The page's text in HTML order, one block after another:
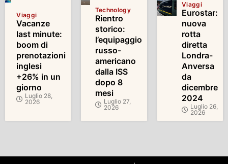
Viaggi
Vacanze
last minute:
boom di
prenotazioni
inglesi
+26% in un
giorno
Luglio 28,
2026
Technology
Rientro
storico:
l’equipaggio
russo-
americano
dalla ISS
dopo 8
mesi
Luglio 27,
2026
Viaggi
Eurostar:
nuova
rotta
diretta
Londra-
Anversa
da
dicembre
2024
Luglio 26,
2026